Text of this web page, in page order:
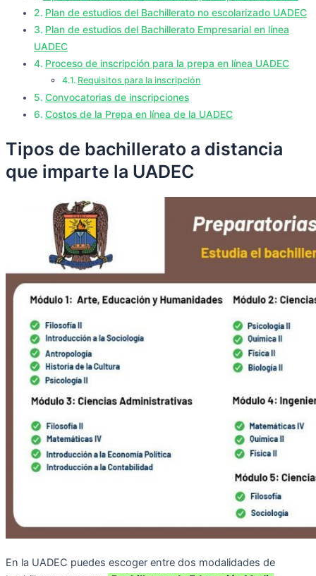
Plan de estudios del Bachillerato no escolarizado UADEC
Plan de estudios del Bachillerato Empresarial en línea
UADEC
Proceso de inscripción para la prepa en línea UADEC
Requisitos para la inscripción
Convocatorias de inscripciones
Costos de la Prepa en línea de la UADEC
Tipos de bachillerato a distancia
que imparte la UADEC
En la UADEC puedes escoger entre dos modalidades de